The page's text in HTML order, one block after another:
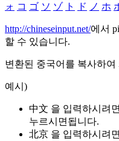
ォ コ ゴ ソ ゾ ト ド ノ ホ
http://chineseinput.net/에서
할 수 있습니다.
변환된 중국어를 복사하
예시)
中文 을 입력하시려면
누르시면됩니다.
北京 을 입력하시려면